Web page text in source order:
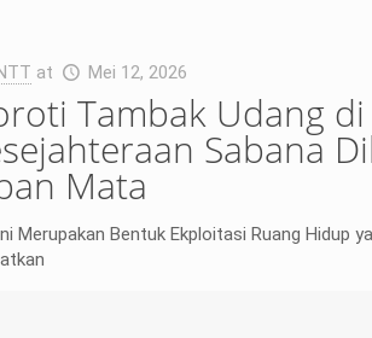
at Mei 12, 2026
Tambak Udang
Sabana
Mata
Merupakan Bentuk Ekploitasi Ruang Hidup